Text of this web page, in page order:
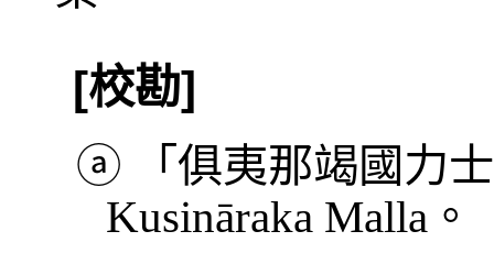
[校勘]
ⓐ
「俱夷那竭國力
Kusināraka Malla。